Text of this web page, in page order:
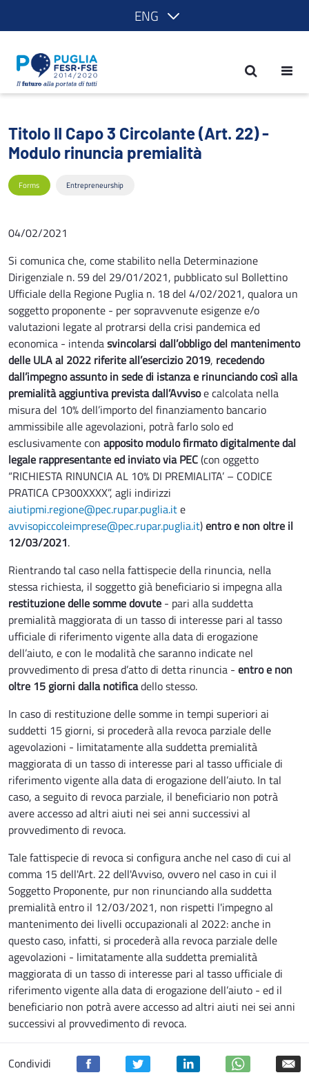
ENG
Titolo II Capo 3 Circolante (Art. 22) -
Titolo II Capo 3 Circolante (Art. 22) -
Modulo rinuncia premialità
Forms Entrepreneurship
04/02/2021
Si comunica che, come stabilito nella Determinazione
Dirigenziale n. 59 del 29/01/2021, pubblicato sul Bollettino
Ufficiale della Regione Puglia n. 18 del 4/02/2021, qualora un
soggetto proponente - per sopravvenute esigenze e/o
valutazioni legate al protrarsi della crisi pandemica ed
economica - intendasvincolarsi dall’obbligo del mantenimento
delle ULA al 2022 riferite all’esercizio 2019, recedendo
dall’impegno assunto in sede di istanza e rinunciando così alla
premialità aggiuntiva prevista dall’Avvisoe calcolata nella
misura del 10% dell’importo del finanziamento bancario
ammissibile alle agevolazioni, potrà farlo solo ed
esclusivamente con apposito modulo firmato digitalmente dal
legale rappresentante ed inviato via PEC(con oggetto
“RICHIESTA RINUNCIA AL 10% DI PREMIALITA’ – CODICE
PRATICA CP300XXXX”, agli indirizzi
aiutipmi.regione@pec.rupar.puglia.ite
avvisopiccoleimprese@pec.rupar.puglia.it)entro e non oltre il
12/03/2021.
Rientrando tal caso nella fattispecie della rinuncia, nella
stessa richiesta, il soggetto già beneficiario si impegna alla
restituzione delle somme dovute - pari alla suddetta
premialità maggiorata di un tasso di interesse pari al tasso
ufficiale di riferimento vigente alla data di erogazione
dell’aiuto, e con le modalità che saranno indicate nel
provvedimento di presa d’atto di detta rinuncia - entro e non
oltre 15 giorni dalla notificadello stesso.
In caso di restituzione delle somme in tempi superiori ai
suddetti 15 giorni, si procederà alla revoca parziale delle
agevolazioni - limitatamente alla suddetta premialità
maggiorata di un tasso di interesse pari al tasso ufficiale di
riferimento vigente alla data di erogazione dell’aiuto. In tal
caso, a seguito di revoca parziale, il beneficiario non potrà
avere accesso ad altri aiuti nei sei anni successivi al
provvedimento di revoca.
Tale fattispecie di revoca si configura anche nel caso di cui al
comma 15 dell'Art. 22 dell'Avviso, ovvero nel caso in cui il
Soggetto Proponente, pur non rinunciando alla suddetta
premialità entro il 12/03/2021, non rispetti l'impegno al
mantenimento dei livelli occupazionali al 2022: anche in
questo caso, infatti, si procederà alla revoca parziale delle
agevolazioni - limitatamente alla suddetta premialità
maggiorata di un tasso di interesse pari al tasso ufficiale di
riferimento vigente alla data di erogazione dell’aiuto - ed il
beneficiario non potrà avere accesso ad altri aiuti nei sei anni
successivi al provvedimento di revoca.
Condividi